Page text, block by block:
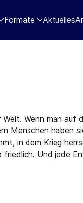
Formate Aktuelles
Wenn man auf
Menschen haben
in dem Krieg
friedlich. Und jede